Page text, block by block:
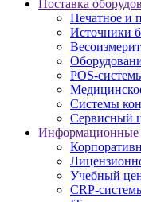
Поставка
Печатное и
Источники
POS-
Системы
Сервисный
Информационные
Учебный
CRP-